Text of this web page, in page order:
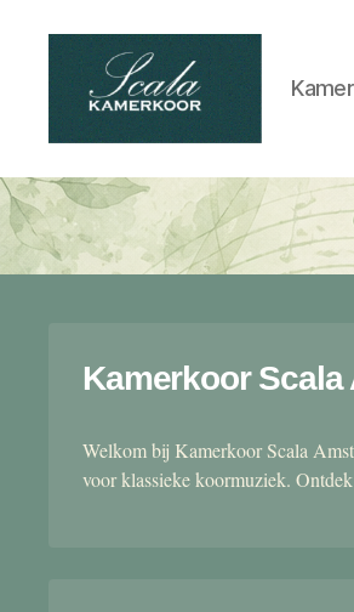
kamerkoor
Kamerkoor Scala
Welkom bij Kamerkoor Scala
voor klassieke koormuziek.